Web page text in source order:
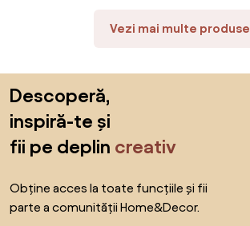
Vezi mai multe produse
Descoperă,
inspiră-te și
fii pe deplin creativ
Obține acces la toate funcțiile și fii
parte a comunității Home&Decor.